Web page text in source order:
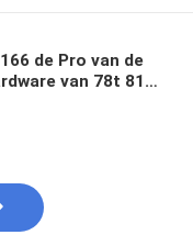
de Pro van de
van 78t 81t